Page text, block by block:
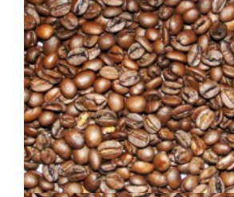
MÉLANGE EXPRESSO – FLO
ÉQUITABLE